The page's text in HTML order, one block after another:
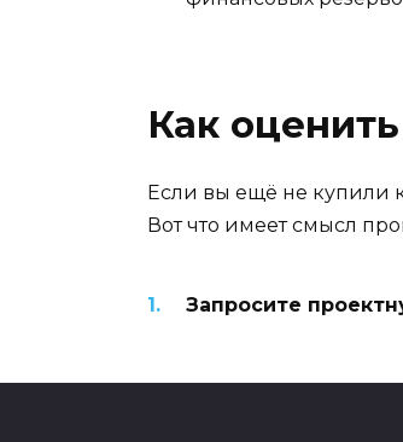
Как
Если вы ещё не купили
Вот что имеет смысл
Запросите